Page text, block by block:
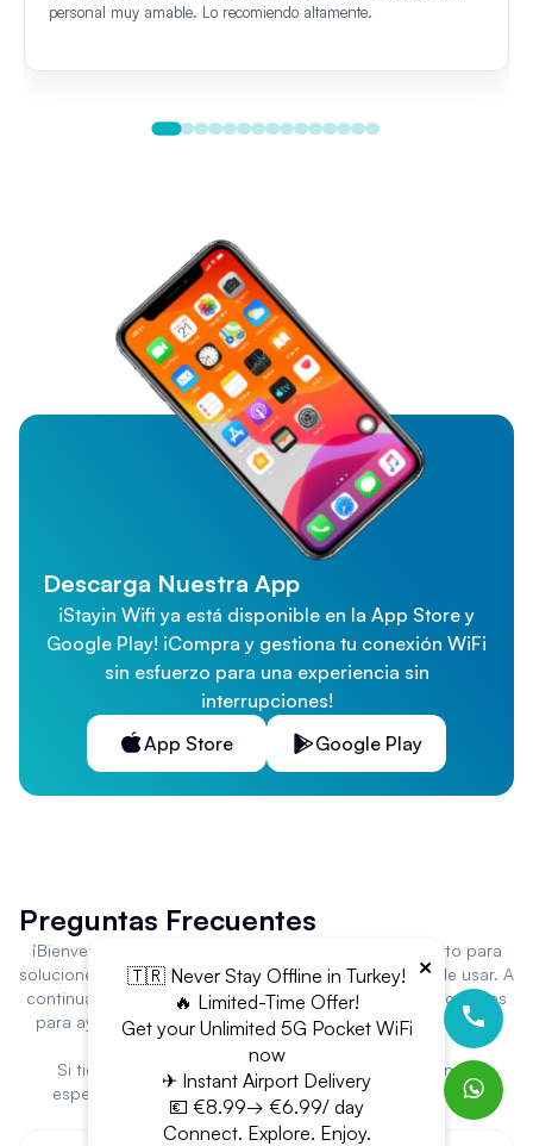
personal muy amable. Lo recomiendo altamente.
Descarga Nuestra App
¡Stayin Wifi ya está disponible en la App Store y
Google Play! ¡Compra y gestiona tu conexión WiFi
sin esfuerzo para una experiencia sin
interrupciones!
App Store
Google Play
Preguntas Frecuentes
¡Bienvenido a Stayin WiFi! Has llegado al lugar correcto para
soluciones de alquiler de WiFi portátil fiables y fáciles de usar. A
continuación, encontrarás respuestas a preguntas frecuentes
para ayudarte a aprovechar al máximo nuestra plataforma y
Si tienes preguntas adicionales o necesitas asistencia
específica, no dudes en contactar a nuestro equipo de
soporte. ¡Gracias por elegir Stayin WiFi!
×
🇹🇷 Never Stay Offline in Turkey!
🔥 Limited-Time Offer!
Get your Unlimited 5G Pocket WiFi
now
✈ Instant Airport Delivery
💶 €8.99→ €6.99/ day
Connect. Explore. Enjoy.